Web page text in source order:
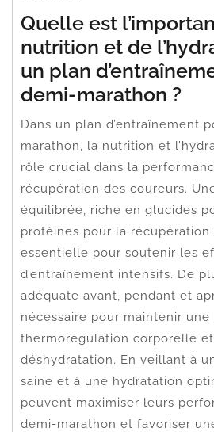
Quelle est
nutrition et de
un plan
demi-marathon ?
Dans un plan d’entraînement
marathon, la nutrition et
rôle crucial dans la
récupération des coureurs.
équilibrée, riche en glucides
protéines pour la récupération
essentielle pour soutenir les
d’entraînement intensifs. De
adéquate avant, pendant et
nécessaire pour maintenir une
thermorégulation corporelle
déshydratation. En veillant à
saine et à une hydratation
peuvent maximiser leurs
demi-marathon et favoriser